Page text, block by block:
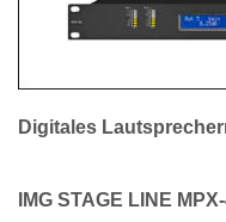
Digitales
IMG STAGE LINE